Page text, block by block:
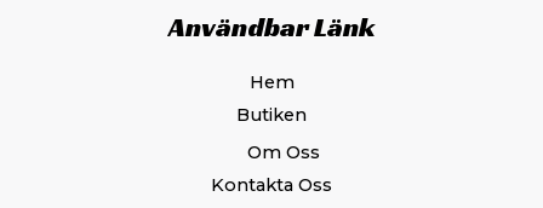
Användbar Länk
Hem
Butiken
Om Oss
Kontakta Oss